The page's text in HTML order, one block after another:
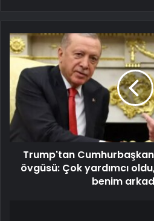
Trump'tan
övgüsü: Çok yardımcı
benim